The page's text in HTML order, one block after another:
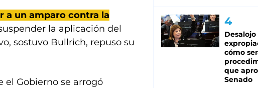
a un amparo contra la
la aplicación del
sostuvo Bullrich, repuso su
el Gobierno se arrogó
cómo
que
Senado